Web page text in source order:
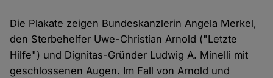
Die Plakate zeigen Bundeskanzlerin Angela Merkel,
den Sterbehelfer Uwe-Christian Arnold ("Letzte
Hilfe") und Dignitas-Gründer Ludwig A. Minelli mit
geschlossenen Augen. Im Fall von Arnold und